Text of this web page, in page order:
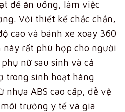
để ăn uống, làm việc
Với thiết kế chắc chắn,
cao và bánh xe xoay 360
này rất phù hợp cho người
nữ sau sinh và cả
trong sinh hoạt hàng
nhựa ABS cao cấp, dễ vệ
trường y tế và gia